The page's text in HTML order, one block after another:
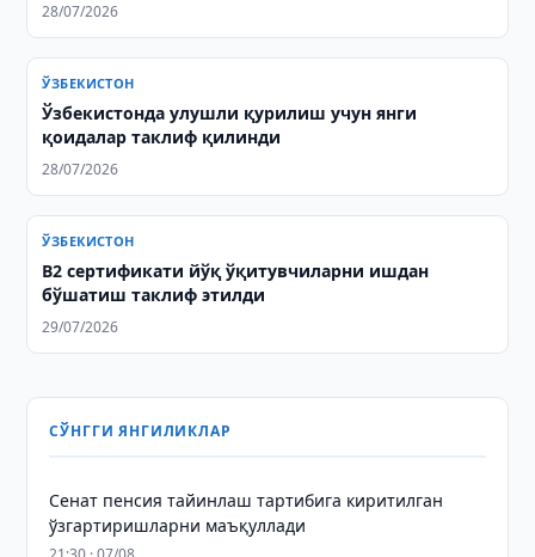
28/07/2026
ЎЗБЕКИСТОН
Ўзбекистонда улушли қурилиш учун янги
қоидалар таклиф қилинди
28/07/2026
ЎЗБЕКИСТОН
B2 сертификати йўқ ўқитувчиларни ишдан
бўшатиш таклиф этилди
29/07/2026
СЎНГГИ ЯНГИЛИКЛАР
Сенат пенсия тайинлаш тартибига киритилган
ўзгартиришларни маъқуллади